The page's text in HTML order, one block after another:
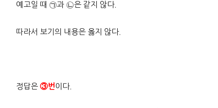
예고일 때 ㉠과 ㉡은 같지 않다.
따라서 보기의 내용은 옳지 않다.
정답은 ③번 이다.